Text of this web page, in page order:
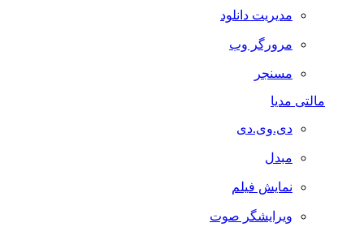
مدیریت دانلود
مرورگر وب
مسنجر
مالتی مدیا
دی.وی.دی
مبدل
نمایش فیلم
ویرایشگر صوت